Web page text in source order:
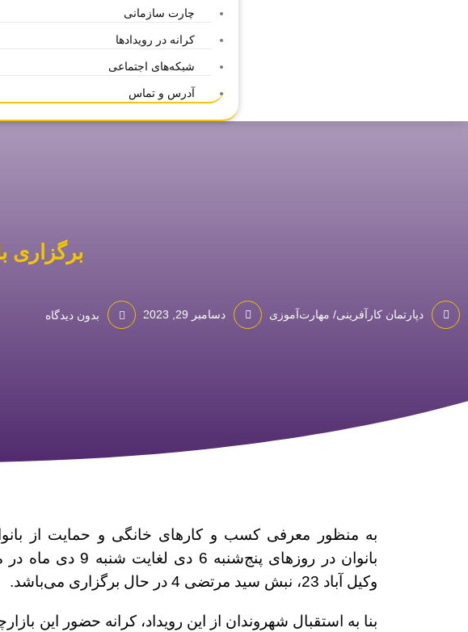
چارت سازمانی
کرانه در رویدادها
شبکه‌های اجتماعی
آدرس و تماس
برگزاری
دپارتمان کارآفرینی/ مهارت‌آموزی دسامبر 29, 2023 بدون دیدگاه
به منظور معرفی کسب و کارهای خانگی و حمایت از
بانوان در روزهای
وکیل آباد 23، نبش سید مرتضی 4 در حال برگزاری می‌باشد.
بنا به استقبال شهروندان از این رویداد، کرانه حضور این